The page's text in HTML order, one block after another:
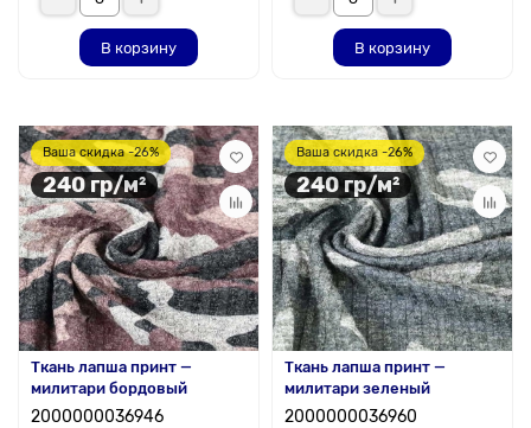
В корзину В корзину
Ваша скидка -26%
240 гр/м²
Ткань лапша принт —
милитари бордовый
2000000036946
Ваша скидка -26%
240 гр/м²
Ткань лапша принт —
милитари зеленый
2000000036960